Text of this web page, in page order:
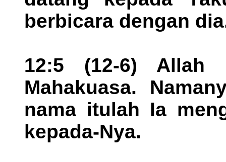
berbicara dengan
12:5 (12-6) Allah
Mahakuasa.
nama itulah Ia
kepada-Nya.